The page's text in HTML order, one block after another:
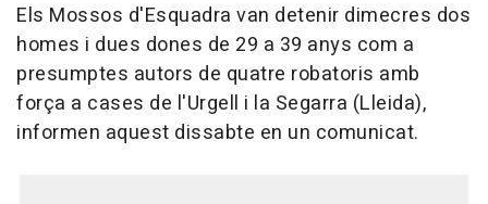
Els Mossos d'Esquadra van detenir dimecres dos
homes i dues dones de 29 a 39 anys com a
presumptes autors de quatre robatoris amb
força a cases de l'Urgell i la Segarra (Lleida),
informen aquest dissabte en un comunicat.